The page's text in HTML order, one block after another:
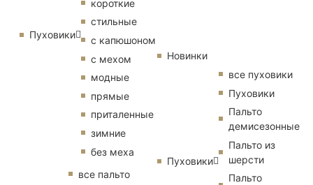
Пуховики
короткие
стильные
с капюшоном
с мехом
модные
прямые
приталенные
зимние
без меха
все пальто
Новинки
Пуховики
все пуховики
Пуховики
Пальто
демисезонные
Пальто из
шерсти
Пальто